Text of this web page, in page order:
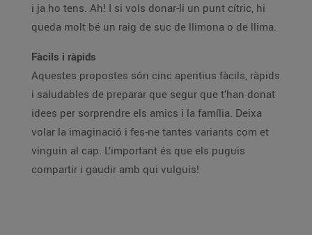
i ja ho tens. Ah! I si vols donar-li un punt cítric, hi
queda molt bé un raig de suc de llimona o de llima.
Fàcils i ràpids
Aquestes propostes són cinc aperitius fàcils, ràpids
i saludables de preparar que segur que t’han donat
idees per sorprendre els amics i la família. Deixa
volar la imaginació i fes-ne tantes variants com et
vinguin al cap. L’important és que els puguis
compartir i gaudir amb qui vulguis!